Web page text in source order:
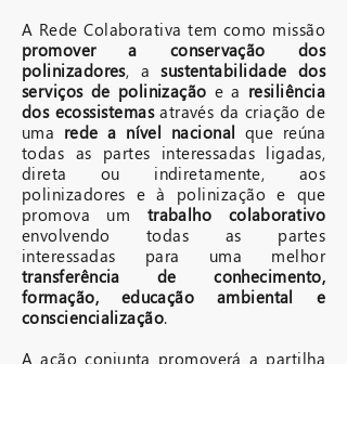
A Rede Colaborativa tem como missão
promover a conservação dos
polinizadores, asustentabilidade dos
serviços de polinização e a resiliência
dos ecossistemasatravés da criação de
uma rede a nível nacional que reúna
todas as partes interessadas ligadas,
direta ou indiretamente, aos
polinizadores e à polinização e que
promova um trabalho colaborativo
envolvendo todas as partes
interessadas para uma melhor
transferência de conhecimento,
formação, educação ambiental e
consciencialização.
A ação conjunta promoverá a partilha